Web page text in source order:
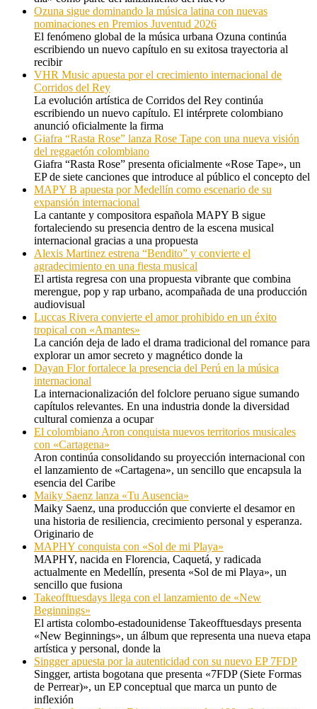
Ozuna sigue dominando la música latina con nuevas
nominaciones en Premios Juventud 2026
El fenómeno global de la música urbana Ozuna continúa
escribiendo un nuevo capítulo en su exitosa trayectoria al
recibir
VHR Music apuesta por el crecimiento internacional de
Corridos del Rey
La evolución artística de Corridos del Rey continúa
escribiendo un nuevo capítulo. El intérprete colombiano
anunció oficialmente la firma
Giafra “Rasta Rose” lanza Rose Tape con una nueva visión
del reggaetón colombiano
Giafra “Rasta Rose” presenta oficialmente «Rose Tape», un
EP de siete canciones que introduce al público el concepto del
MAPY B apuesta por Medellín como escenario de su
expansión internacional
La cantante y compositora española MAPY B sigue
fortaleciendo su presencia dentro de la escena musical
internacional gracias a una propuesta
Alexis Martinez estrena “Bendito” y convierte el
agradecimiento en una fiesta musical
El artista regresa con una propuesta vibrante que combina
merengue, pop y rap urbano, acompañada de una producción
audiovisual
Luccas Rivera convierte el amor prohibido en un éxito
tropical con «Amantes»
La canción deja de lado el drama tradicional del romance para
explorar un amor secreto y magnético donde la
Dayan Flor fortalece la presencia del Perú en la música
internacional
La internacionalización del folclore peruano sigue sumando
capítulos relevantes. En una industria donde la diversidad
cultural comienza a ocupar
El colombiano Aron conquista nuevos territorios musicales
con «Cartagena»
Aron continúa consolidando su proyección internacional con
el lanzamiento de «Cartagena», un sencillo que encapsula la
esencia del Caribe
Maiky Saenz lanza «Tu Ausencia»
Maiky Saenz, una producción que convierte el desamor en
una historia de resiliencia, crecimiento personal y esperanza.
Originario de
MAPHY conquista con «Sol de mi Playa»
MAPHY, nacida en Florencia, Caquetá, y radicada
actualmente en Medellín, presenta «Sol de mi Playa», un
sencillo que fusiona
Takeofftuesdays llega con el lanzamiento de «New
Beginnings»
El artista colombo-estadounidense Takeofftuesdays presenta
«New Beginnings», un álbum que representa una nueva etapa
artística y personal, donde la
Singger apuesta por la autenticidad con su nuevo EP 7FDP
Singger, artista bogotana que presenta «7FDP (Siete Formas
de Perrear)», un EP conceptual que marca un punto de
inflexión